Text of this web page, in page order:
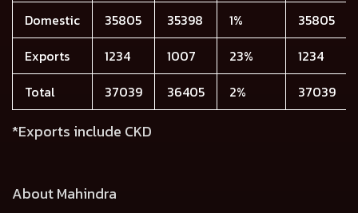
Domestic 35805 35398 1%
35805
Exports
1234 1007 23%
1234
Total
37039 36405 2% 37039
*Exports include CKD
About Mahindra